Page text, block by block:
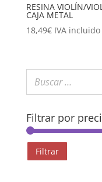
RESINA VIOLÍN/
CAJA METAL
18,49€ IVA incluido
Filtrar por
Filtrar